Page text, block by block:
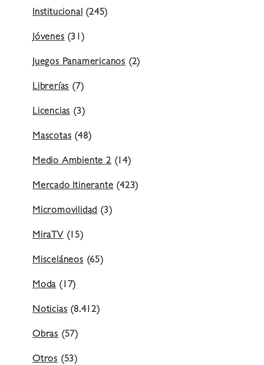
Institucional (245)
Jóvenes (31)
Juegos Panamericanos (2)
Librerías (7)
Licencias (3)
Mascotas (48)
Medio Ambiente 2(14)
Mercado Itinerante (423)
Micromovilidad (3)
MiraTV (15)
Misceláneos (65)
Moda (17)
Noticias (8.412)
Obras (57)
Otros (53)